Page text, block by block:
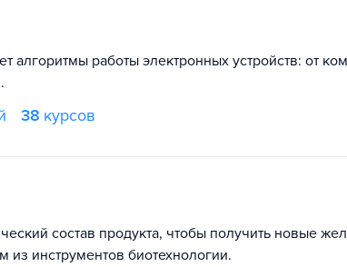
алгоритмы работы электронных устройств: от
38 курсов
состав продукта, чтобы получить новые
инструментов биотехнологии.